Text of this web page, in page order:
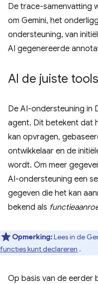
De trace-samenvatting
om Gemini, het
ondersteuning, van
AI gegenereerde
AI de juiste
De AI-ondersteuning in
agent. Dit betekent dat
kan opvragen,
ontwikkelaar en de
wordt. Om meer
AI-ondersteuning een
gegeven die het kan
bekend als
Opmerking:Lees in de
functies kunt declareren .
Op basis van de eerder